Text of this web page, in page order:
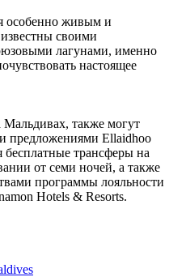
особенно живым и
своими
лагунами, именно
настоящее
также могут
предложениями Ellaidhoo
трансферы на
от семи ночей, а также
программы лояльности
Hotels & Resorts.